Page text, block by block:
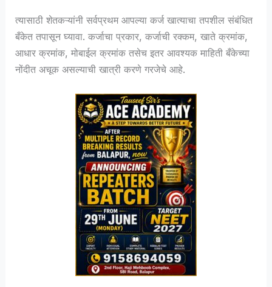
त्यासाठी शेतकऱ्यांनी सर्वप्रथम आपल्या कर्ज खात्याचा तपशील संबंधित
बँकेत तपासून घ्यावा. कर्जाचा प्रकार, कर्जाची रक्कम, खाते क्रमांक,
आधार क्रमांक, मोबाईल क्रमांक तसेच इतर आवश्यक माहिती बँकेच्या
नोंदीत अचूक असल्याची खात्री करणे गरजेचे आहे.